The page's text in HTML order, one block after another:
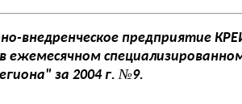
внедренческое предприятие
ежемесячном
за 2004 г. №9.